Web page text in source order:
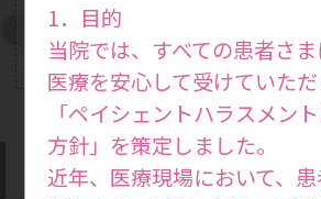
1．目的
当院では、すべての患者さ
医療を安心して受けていただ
「ペイシェントハラスメン
方針」を策定しました。
近年、医療現場において、